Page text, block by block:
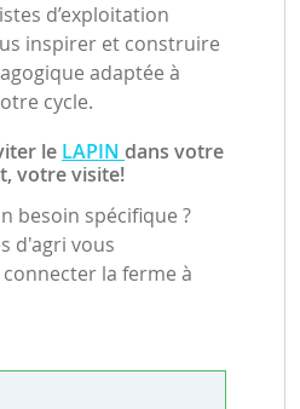
d’exploitation
inspirer et construire
adaptée à
cycle.
le LAPIN dans votre
votre visite!
besoin spécifique ?
d'agri vous
la ferme à